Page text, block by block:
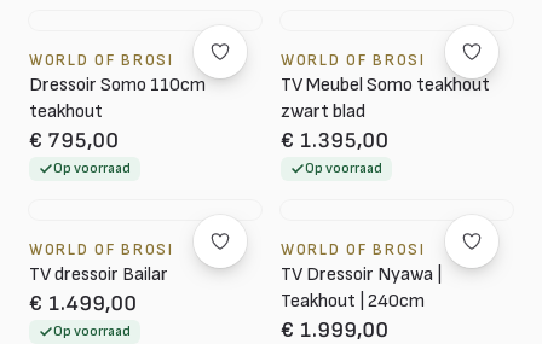
WORLD OF BROSI
Dressoir Somo 110cm
teakhout
€ 795,00
Op voorraad
WORLD OF BROSI
TV Meubel Somo teakhout
zwart blad
€ 1.395,00
Op voorraad
WORLD OF BROSI
TV dressoir Bailar
€ 1.499,00
Op voorraad
WORLD OF BROSI
TV Dressoir Nyawa |
Teakhout | 240cm
€ 1.999,00